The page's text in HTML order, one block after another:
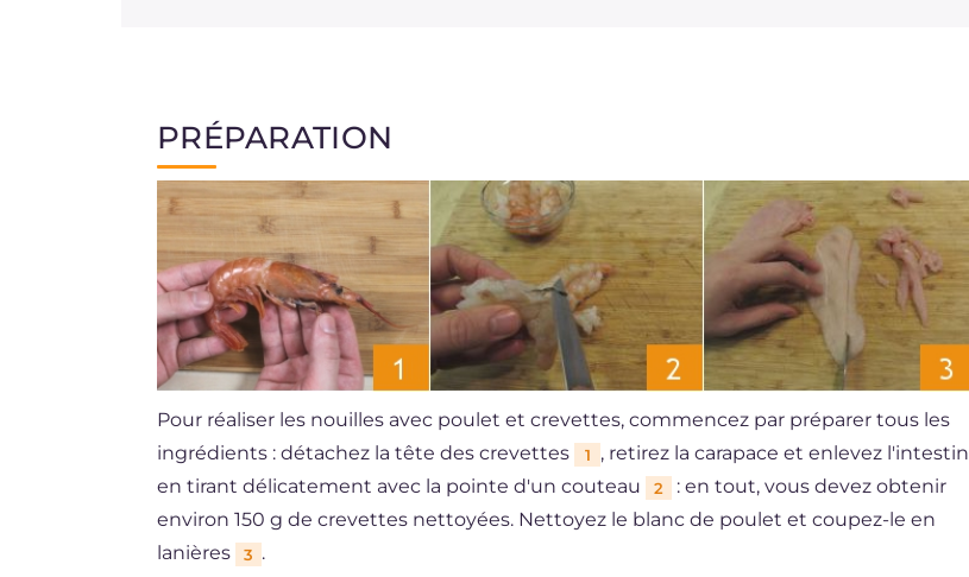
PRÉPARATION
Pour réaliser les nouilles avec poulet et crevettes, commencez par préparer tous les
ingrédients : détachez la tête des crevettes
1
, retirez la carapace et enlevez l'intestin
en tirant délicatement avec la pointe d'un couteau
2
: en tout, vous devez obtenir
environ 150 g de crevettes nettoyées. Nettoyez le blanc de poulet et coupez-le en
lanières
3 .